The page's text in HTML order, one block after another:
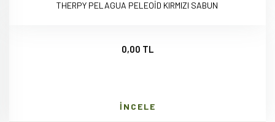
THERPY PELAGUA PELEOİD KIRMIZI SABUN
0,00 TL
İNCELE